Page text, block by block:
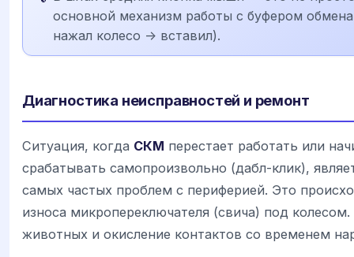
основной механизм работы с буфером
нажал колесо -> вставил).
Диагностика неисправностей и ремонт
Ситуация, когда СКМ перестает работать или
срабатывать самопроизвольно (дабл-клик),
самых частых проблем с периферией. Это
износа микропереключателя (свича) под
животных и окисление контактов со временем